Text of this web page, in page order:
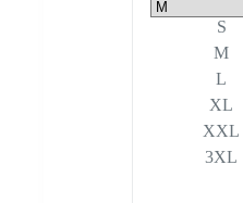
S
M
L
XL
XXL
3XL